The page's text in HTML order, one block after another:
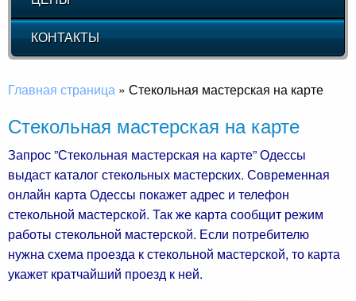
КОНТАКТЫ
Главная страница » Стекольная мастерская на карте
Стекольная мастерская на карте
Запрос ”Стекольная мастерская на карте” Одессы
выдаст каталог стекольных мастерских. Современная
онлайн карта Одессы покажет адрес и телефон
стекольной мастерской. Так же карта сообщит режим
работы стекольной мастерской. Если потребителю
нужна схема проезда к стекольной мастерской, то карта
укажет кратчайший проезд к ней.